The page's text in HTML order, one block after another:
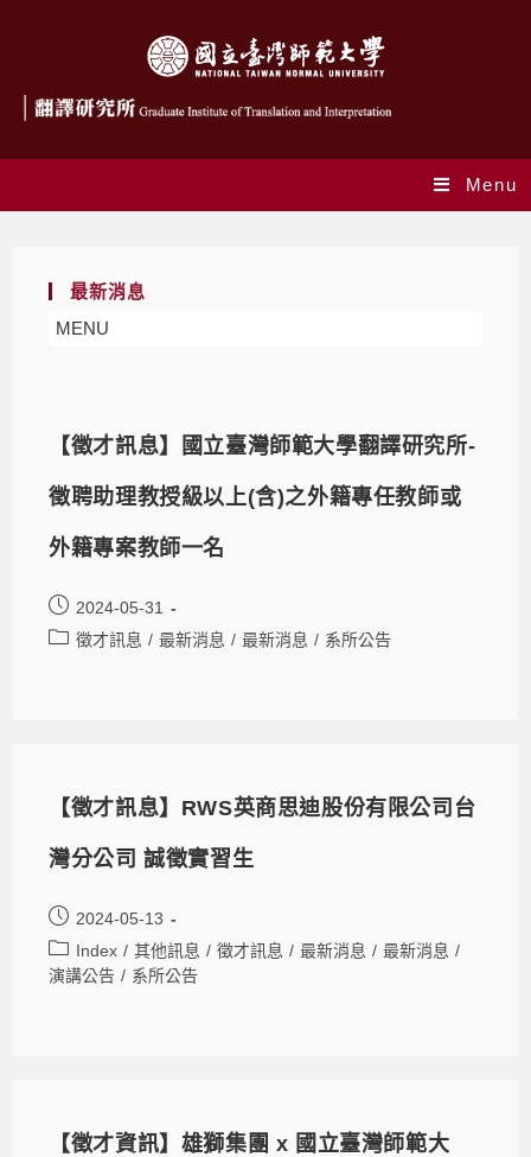
Menu
最新消息
MENU
【徵才訊息】國立臺灣師範大學翻譯研究所-
徵聘助理教授級以上(含)之外籍專任教師或
外籍專案教師一名
2024-05-31
徵才訊息 / 最新消息 / 最新消息 / 系所公告
【徵才訊息】RWS英商思迪股份有限公司台
灣分公司 誠徵實習生
2024-05-13
Index / 其他訊息 / 徵才訊息 / 最新消息 / 最新消息 /
演講公告 / 系所公告
【徵才資訊】雄獅集團 x 國立臺灣師範大